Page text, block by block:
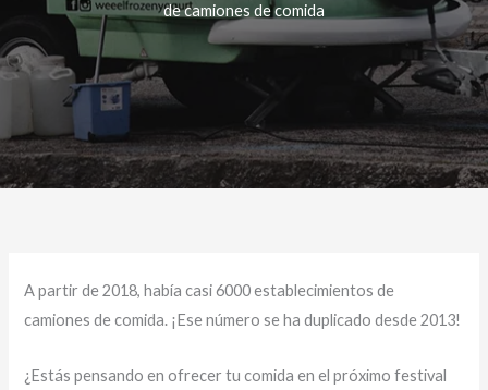
de camiones de comida
A partir de 2018, había casi 6000 establecimientos de
camiones de comida. ¡Ese número se ha duplicado desde 2013!
¿Estás pensando en ofrecer tu comida en el próximo festival